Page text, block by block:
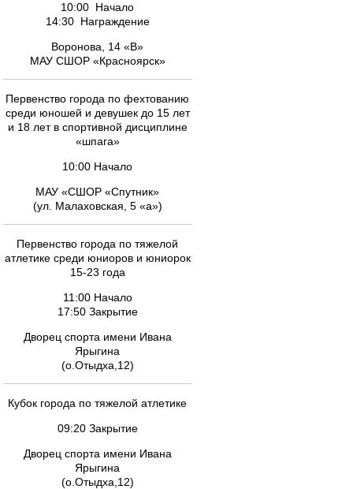
10:00 Начало
14:30 Награждение
Воронова, 14 «В»
МАУ СШОР «Красноярск»
Первенство города по фехтованию
среди юношей и девушек до 15 лет
и 18 лет в спортивной дисциплине
«шпага»
10:00 Начало
МАУ «СШОР «Спутник»
(ул. Малаховская, 5 «а»)
Первенство города по тяжелой
атлетике среди юниоров и юниорок
15-23 года
11:00 Начало
17:50 Закрытие
Дворец спорта имени Ивана
Ярыгина
(о.Отыдха,12)
Кубок города по тяжелой атлетике
09:20 Закрытие
Дворец спорта имени Ивана
Ярыгина
(о.Отыдха,12)